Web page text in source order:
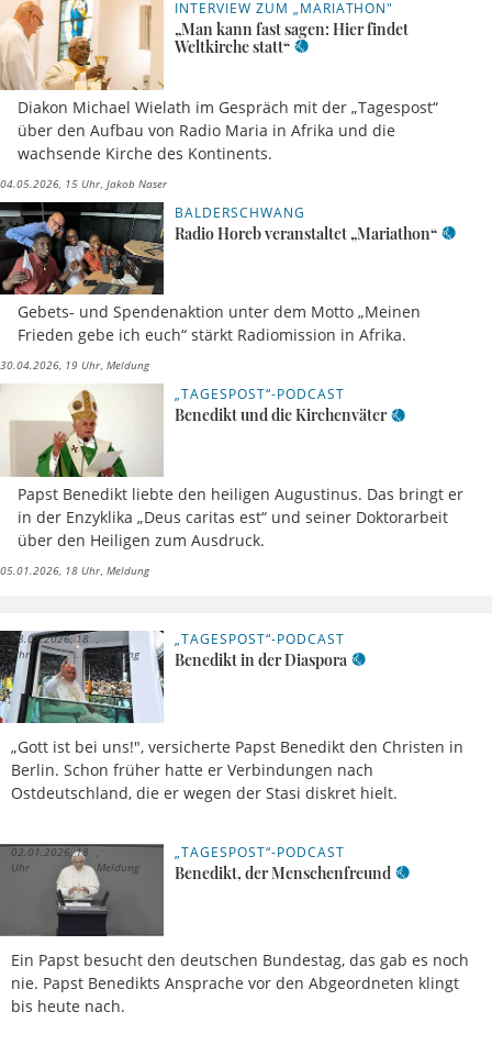
INTERVIEW ZUM „MARIATHON"
„Man kann fast sagen: Hier findet
Weltkirche statt“
Diakon Michael Wielath im Gespräch mit der „Tagespost“
über den Aufbau von Radio Maria in Afrika und die
wachsende Kirche des Kontinents.
04.05.2026, 15 Uhr Jakob Naser
BALDERSCHWANG
Radio Horeb veranstaltet „Mariathon“
Gebets- und Spendenaktion unter dem Motto „Meinen
Frieden gebe ich euch“ stärkt Radiomission in Afrika.
30.04.2026, 19 Uhr Meldung
„TAGESPOST“-PODCAST
Benedikt und die Kirchenväter
Papst Benedikt liebte den heiligen Augustinus. Das bringt er
in der Enzyklika „Deus caritas est“ und seiner Doktorarbeit
über den Heiligen zum Ausdruck.
05.01.2026, 18 Uhr Meldung
„TAGESPOST“-PODCAST
Benedikt in der Diaspora
„Gott ist bei uns!", versicherte Papst Benedikt den Christen in
Berlin. Schon früher hatte er Verbindungen nach
Ostdeutschland, die er wegen der Stasi diskret hielt.
03.01.2026, 18
Uhr
Meldung
„TAGESPOST“-PODCAST
Benedikt, der Menschenfreund
Ein Papst besucht den deutschen Bundestag, das gab es noch
nie. Papst Benedikts Ansprache vor den Abgeordneten klingt
bis heute nach.
02.01.2026, 18
Uhr
Meldung